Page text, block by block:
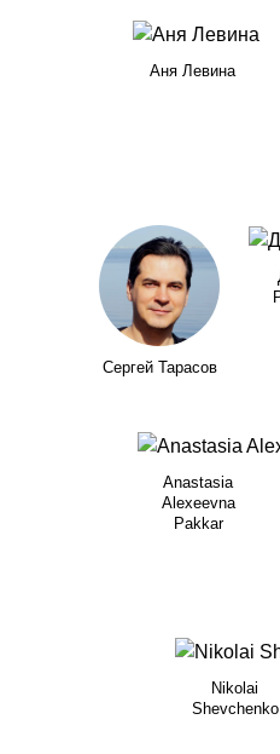
Аня Левина
Сергей Тарасов
Anastasia
Alexeevna
Pakkar
Nikolai
Shevchenko